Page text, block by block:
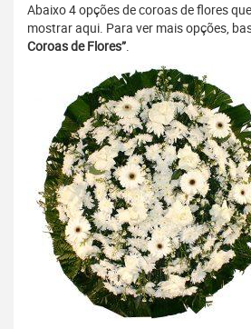
Abaixo 4 opções de coroas de flores
mostrar aqui. Para ver mais opções,
Coroas de Flores”.